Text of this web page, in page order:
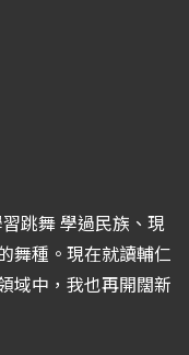
跳舞 學過民族、現
舞種。現在就讀輔仁
域中，我也再開闊新